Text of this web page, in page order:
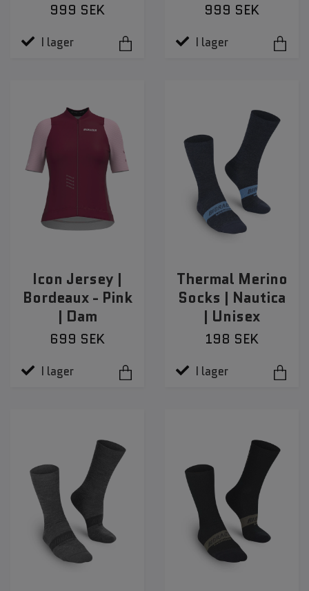
999 SEK
I lager
999 SEK
I lager
Icon Jersey |
Bordeaux - Pink
| Dam
699 SEK
I lager
Thermal Merino
Socks | Nautica
| Unisex
198 SEK
I lager